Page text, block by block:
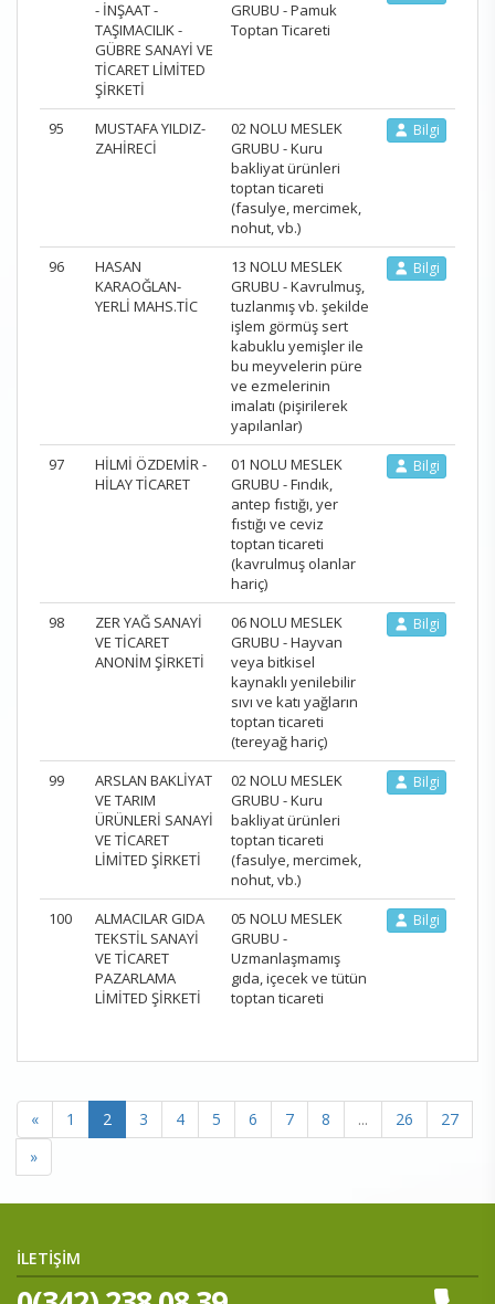
- İNŞAAT -
TAŞIMACILIK -
GÜBRE SANAYİ VE
TİCARET LİMİTED
ŞİRKETİ
GRUBU - Pamuk
Toptan Ticareti
95
MUSTAFA YILDIZ-
ZAHİRECİ
02 NOLU MESLEK
GRUBU - Kuru
bakliyat ürünleri
toptan ticareti
(fasulye, mercimek,
nohut, vb.)
Bilgi
96
HASAN
KARAOĞLAN-
YERLİ MAHS.TİC
13 NOLU MESLEK
GRUBU - Kavrulmuş,
tuzlanmış vb. şekilde
işlem görmüş sert
kabuklu yemişler ile
bu meyvelerin püre
ve ezmelerinin
imalatı (pişirilerek
yapılanlar)
Bilgi
97
HİLMİ ÖZDEMİR -
HİLAY TİCARET
01 NOLU MESLEK
GRUBU - Fındık,
antep fıstığı, yer
fıstığı ve ceviz
toptan ticareti
(kavrulmuş olanlar
hariç)
Bilgi
98
ZER YAĞ SANAYİ
VE TİCARET
ANONİM ŞİRKETİ
06 NOLU MESLEK
GRUBU - Hayvan
veya bitkisel
kaynaklı yenilebilir
sıvı ve katı yağların
toptan ticareti
(tereyağ hariç)
Bilgi
99
ARSLAN BAKLİYAT
VE TARIM
ÜRÜNLERİ SANAYİ
VE TİCARET
LİMİTED ŞİRKETİ
02 NOLU MESLEK
GRUBU - Kuru
bakliyat ürünleri
toptan ticareti
(fasulye, mercimek,
nohut, vb.)
Bilgi
100
ALMACILAR GIDA
TEKSTİL SANAYİ
VE TİCARET
PAZARLAMA
LİMİTED ŞİRKETİ
05 NOLU MESLEK
GRUBU -
Uzmanlaşmamış
gıda, içecek ve tütün
toptan ticareti
Bilgi
« 1 2 3 4 5 6 7 8 ... 26
27
»
İLETİŞİM